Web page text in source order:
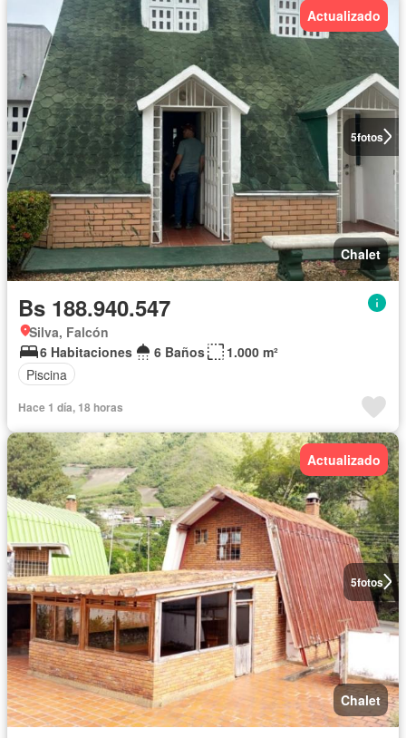
5fotos
Actualizado
Chalet
Bs 188.940.547
Silva, Falcón
6 Habitaciones
6 Baños
1.000 m²
Piscina
Hace 1 día, 18 horas
5fotos
Actualizado
Chalet